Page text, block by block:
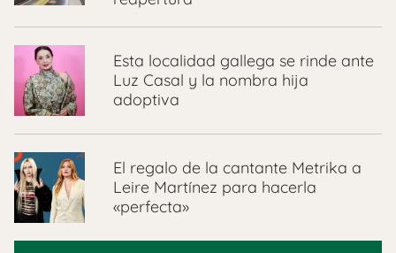
Esta localidad gallega se rinde ante
Luz Casal y la nombra hija
adoptiva
El regalo de la cantante Metrika a
Leire Martínez para hacerla
«perfecta»